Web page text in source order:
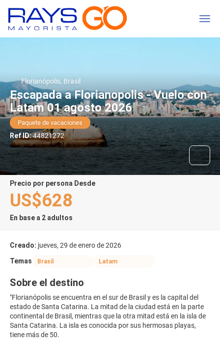
Florianópolis, Brasil
Escapada a Florianopolis - Vuelo con
Latam 01 agosto 2026
Paquete de vacaciones
Ref ID:44821272
precio por persona Desde
US$628
En base a 2 adultos
Creado: jueves, 29 de enero de 2026
Temas
Brasil Latam
Sobre el destino
"Florianópolis se encuentra en el sur de Brasil y es la capital del
estado de Santa Catarina. La mitad de la ciudad está en la parte
continental de Brasil, mientras que la otra mitad está en la isla de
Santa Catarina. La isla es conocida por sus hermosas playas,
tiene más de 50.